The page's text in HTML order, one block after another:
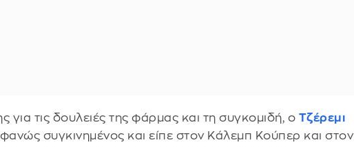
για τις δουλειές της φάρμας και τη συγκομιδή, ο Τζέρεμι
συγκινημένος και είπε στον Κάλεμπ Κούπερ και στον